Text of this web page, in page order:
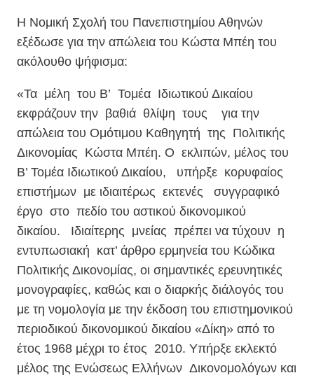
Η Νομική Σχολή του Πανεπιστημίου Αθηνών
εξέδωσε για την απώλεια του Κώστα Μπέη του
ακόλουθο ψήφισμα:
«Τα μέλη του Β’ Τομέα Ιδιωτικού Δικαίου
εκφράζουν την βαθιά θλίψη τους για την
απώλεια του Ομότιμου Καθηγητή της Πολιτικής
Δικονομίας Κώστα Μπέη. Ο εκλιπών, μέλος του
Β’ Τομέα Ιδιωτικού Δικαίου, υπήρξε κορυφαίος
επιστήμων με ιδιαιτέρως εκτενές συγγραφικό
έργο στο πεδίο του αστικού δικονομικού
δικαίου. Ιδιαίτερης μνείας πρέπει να τύχουν η
εντυπωσιακή κατ’ άρθρο ερμηνεία του Κώδικα
Πολιτικής Δικονομίας, οι σημαντικές ερευνητικές
μονογραφίες, καθώς και ο διαρκής διάλογός του
με τη νομολογία με την έκδοση του επιστημονικού
περιοδικού δικονομικού δικαίου «Δίκη» από το
έτος 1968 μέχρι το έτος 2010. Yπήρξε εκλεκτό
μέλος της Ενώσεως Ελλήνων Δικονομολόγων και